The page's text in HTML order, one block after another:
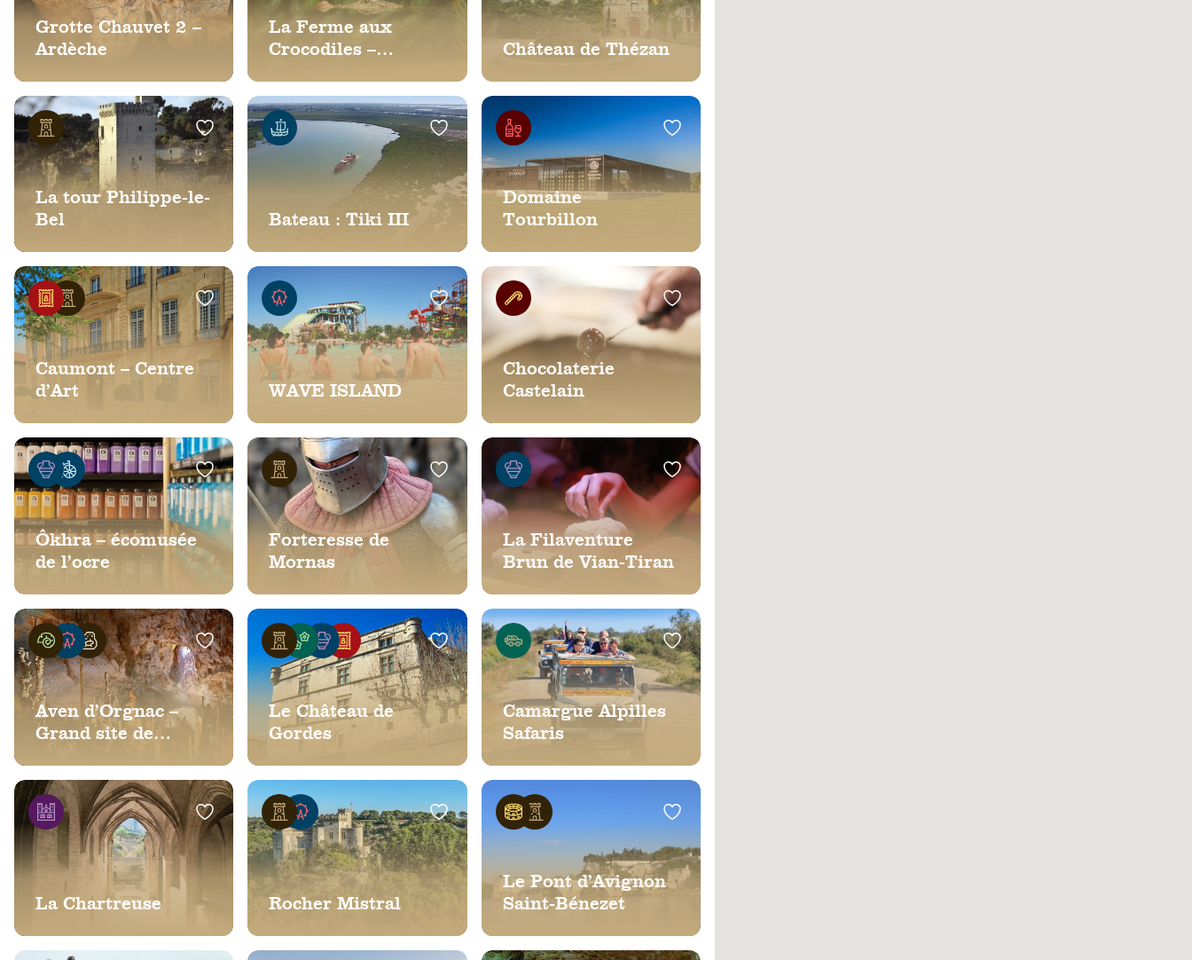
Grotte Chauvet 2 –
Ardèche
La Ferme aux
Crocodiles –
Château de Thézan
La tour Philippe-le-
Bel
Bateau : Tiki III
Domaine
Tourbillon
Caumont – Centre
d’Art
WAVE ISLAND
Chocolaterie
Castelain
Ôkhra – écomusée
de l’ocre
Forteresse de
Mornas
La Filaventure
Brun de Vian-Tiran
Aven d’Orgnac –
Grand site de
Le Château de
Gordes
Camargue Alpilles
Safaris
La Chartreuse Rocher Mistral
Le Pont d’Avignon
Saint-Bénezet